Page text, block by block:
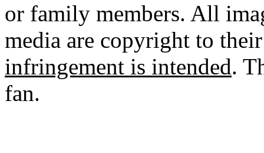
or family members. All
media are copyright to
infringement is intended.
fan.